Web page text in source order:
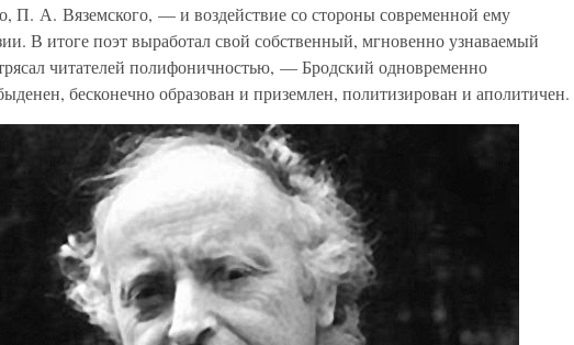
П. А. Вяземского, — и воздействие со стороны современной ему
В итоге поэт выработал свой собственный, мгновенно узнаваемый
читателей полифоничностью, — Бродский одновременно
бесконечно образован и приземлен, политизирован и аполитичен.